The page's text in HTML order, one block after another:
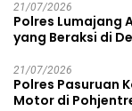
21/07/2026
Polres Lumajang
yang Beraksi di
21/07/2026
Polres Pasuruan
Motor di